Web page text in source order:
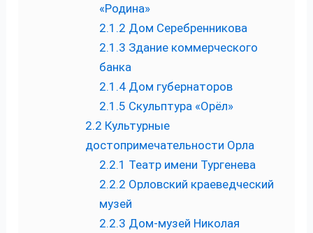
«Родина»
2.1.2 Дом Серебренникова
2.1.3 Здание коммерческого
банка
2.1.4 Дом губернаторов
2.1.5 Скульптура «Орёл»
2.2 Культурные
достопримечательности Орла
2.2.1 Театр имени Тургенева
2.2.2 Орловский краеведческий
музей
2.2.3 Дом-музей Николая